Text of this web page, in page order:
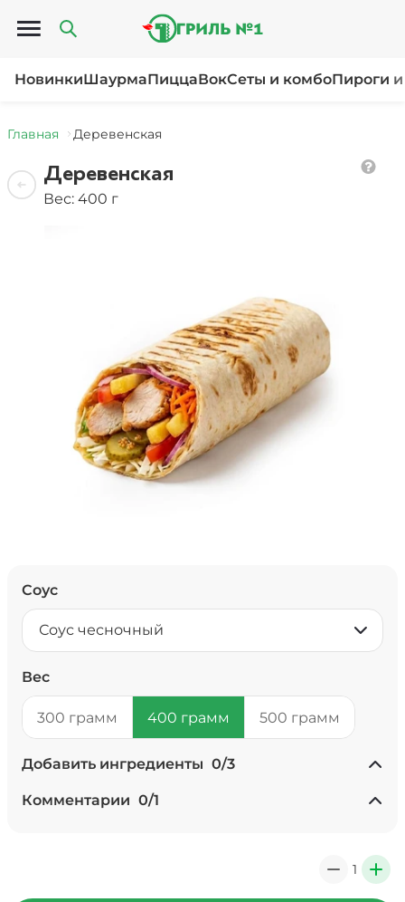
Открыть меню
НовинкиШаурмаПиццаВокСеты и комбоПироги
Главная Деревенская
Деревенская
Вес: 400 г
Соус
Соус чесночный
Вес
300 грамм 400 грамм 500 грамм
Добавить ингредиенты 0/3
+ Ананасы консервированные
(20 г)
Комментарии 0/1
1 +